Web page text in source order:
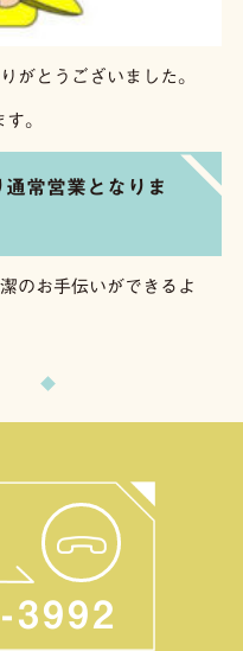
がとうございました。
。
常営業となりま
のお手伝いができるよ
3992